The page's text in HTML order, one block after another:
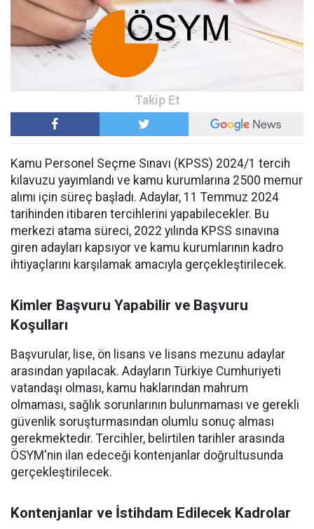
Kamu Personel Seçme Sınavı (KPSS) 2024/1 tercih
kılavuzu yayımlandı ve kamu kurumlarına 2500 memur
alımı için süreç başladı. Adaylar, 11 Temmuz 2024
tarihinden itibaren tercihlerini yapabilecekler. Bu
merkezi atama süreci, 2022 yılında KPSS sınavına
giren adayları kapsıyor ve kamu kurumlarının kadro
ihtiyaçlarını karşılamak amacıyla gerçekleştirilecek.
Kimler Başvuru Yapabilir ve Başvuru
Koşulları
Başvurular, lise, ön lisans ve lisans mezunu adaylar
arasından yapılacak. Adayların Türkiye Cumhuriyeti
vatandaşı olması, kamu haklarından mahrum
olmaması, sağlık sorunlarının bulunmaması ve gerekli
güvenlik soruşturmasından olumlu sonuç alması
gerekmektedir. Tercihler, belirtilen tarihler arasında
ÖSYM'nin ilan edeceği kontenjanlar doğrultusunda
gerçekleştirilecek.
Kontenjanlar ve İstihdam Edilecek Kadrolar